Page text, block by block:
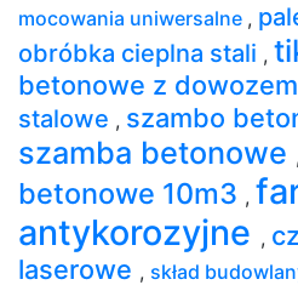
mocowania uniwersalne ,
obróbka cieplna stali ,
betonowe z dowozem
stalowe , szambo
szamba betonowe ,
betonowe 10m3 ,
antykorozyjne ,
laserowe , skład